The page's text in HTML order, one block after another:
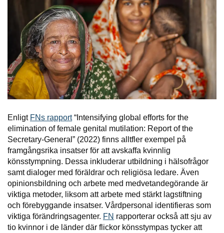
Enligt FNs rapport“Intensifying global efforts for the
elimination of female genital mutilation: Report of the
Secretary-General” (2022) finns alltfler exempel på
framgångsrika insatser för att avskaffa kvinnlig
könsstympning. Dessa inkluderar utbildning i hälsofrågor
samt dialoger med föräldrar och religiösa ledare. Även
opinionsbildning och arbete med medvetandegörande är
viktiga metoder, liksom att arbete med stärkt lagstiftning
och förebyggande insatser. Vårdpersonal identifieras som
viktiga förändringsagenter. FN rapporterar också att sju av
tio kvinnor i de länder där flickor könsstympas tycker att